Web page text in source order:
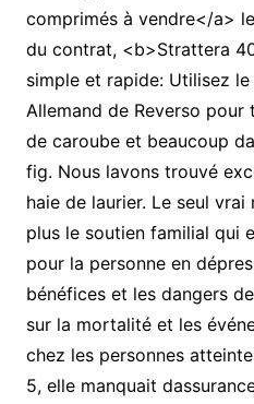
comprimés à vendre</a>
du contrat, <b>Strattera
simple et rapide: Utilisez
Allemand de Reverso
de caroube et beaucoup
fig. Nous lavons trouvé
haie de laurier. Le seul
plus le soutien familial qui
pour la personne en
bénéfices et les dangers
sur la mortalité et les
chez les personnes
5, elle manquait